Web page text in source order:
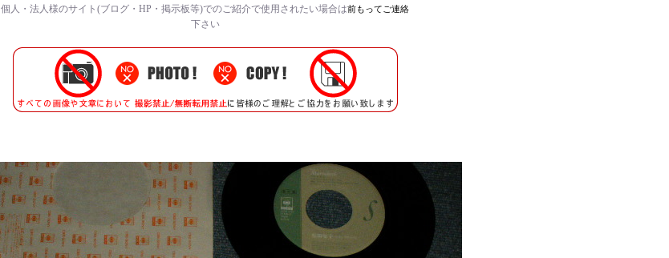
個人・法人様のサイト(ブログ・HP・掲示板等)でのご紹介で使用されたい場合は前もってご連絡
下さい